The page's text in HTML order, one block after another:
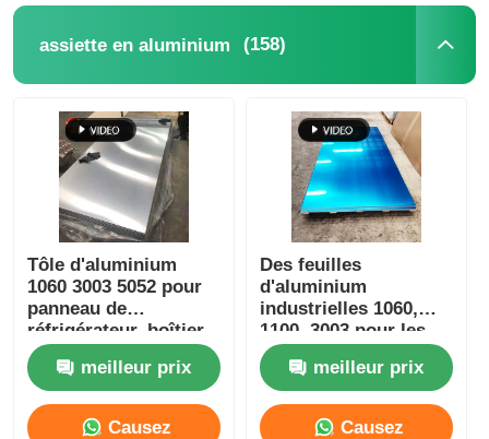
assiette en aluminium (158)
Tôle d'aluminium
1060 3003 5052 pour
panneau de
réfrigérateur, boîtier
de machine à laver
meilleur prix
Causez
Des feuilles
d'aluminium
industrielles 1060,
1100, 3003 pour les
volets à volets
roulants, les toits et
les murs-rideaux
personnalisables
meilleur prix
Causez